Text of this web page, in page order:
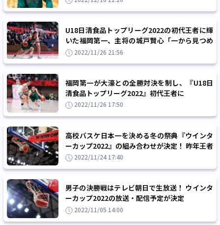
U18日清食品トップリーグ2022の初代王者に輝
いた福岡第一、主将の城戸賢心「一から見つめ
直してウインターカップへ」
2022/11/26 21:56
福岡第一が大濠との全勝対決を制し、『U18日
清食品トップリーグ2022』初代王者に
2022/11/26 17:50
高校バスケ日本一を決める冬の祭典『ウインタ
ーカップ2022』の組み合わせが決定！ 昨年王者
の大濠と桜花学園は1回戦から登場
2022/11/24 17:40
男子の決勝戦はテレビ朝日で生放送！ ウインタ
ーカップ2022の放送・配信予定が決定
2022/11/05 14:00